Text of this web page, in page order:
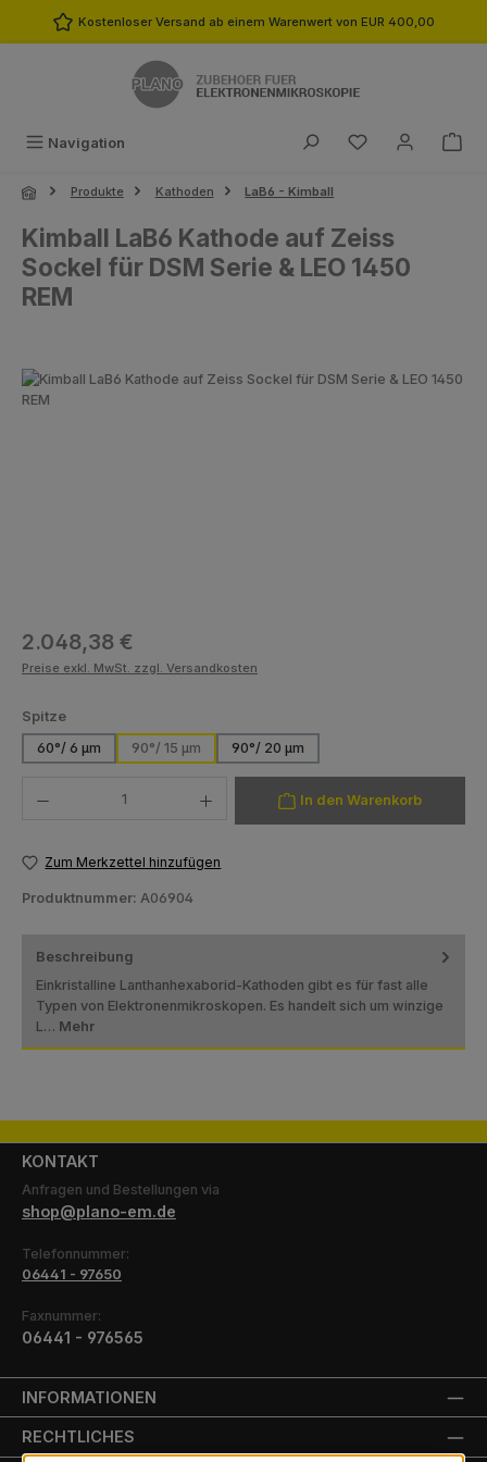
Zum Hauptinhalt springen
Kostenloser Versand ab einem Warenwert von EUR 400,00
Navigation Du hast 0
Produkte Kathoden LaB6 - Kimball
Kimball LaB6 Kathode auf Zeiss
Sockel für DSM Serie & LEO 1450
REM
Bildergalerie überspringen
Regulärer Preis:
2.048,38 €
Preise exkl. MwSt. zzgl. Versandkosten
Spitzeauswählen
60°/ 6 µm
90°/ 15 µm 90°/ 20 µm
In den Warenkorb
Zum Merkzettel hinzufügen
Produktnummer: A06904
Beschreibung
Einkristalline Lanthanhexaborid-Kathoden gibt es für fast alle
Typen von Elektronenmikroskopen. Es handelt sich um winzige
L… Mehr
KONTAKT
Anfragen und Bestellungen via
shop@plano-em.de
Telefonnummer:
06441 - 97650
Faxnummer:
06441 - 976565
INFORMATIONEN
RECHTLICHES